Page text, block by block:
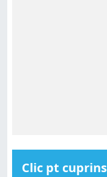
Clic pt cuprins